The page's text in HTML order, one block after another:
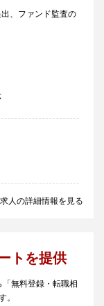
、ファンド監査の
人の詳細情報を見る
トを提供
無料登録・転職相
。